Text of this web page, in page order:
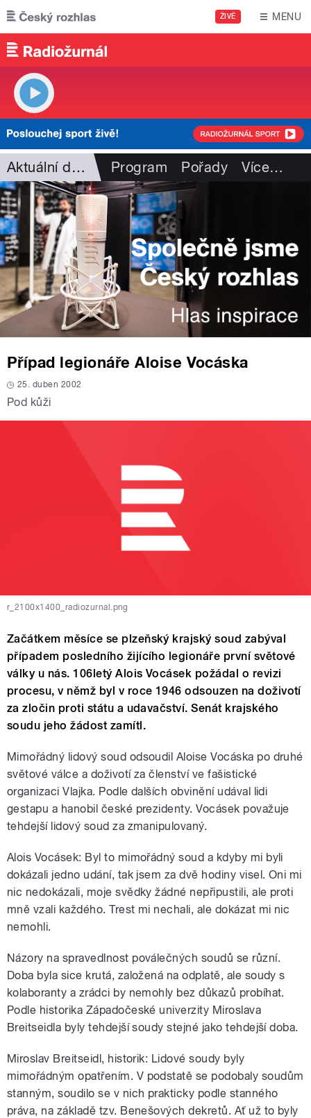
Přejít k hlavnímu obsahu
ŽIVĚ MENU
Aktuální dění Program Pořady Více…
Případ legionáře Aloise Vocáska
25. duben 2002
Pod kůži
r_2100x1400_radiozurnal.png
Začátkem měsíce se plzeňský krajský soud zabýval
případem posledního žijícího legionáře první světové
války u nás. 106letý Alois Vocásek požádal o revizi
procesu, v němž byl v roce 1946 odsouzen na doživotí
za zločin proti státu a udavačství. Senát krajského
soudu jeho žádost zamítl.
Mimořádný lidový soud odsoudil Aloise Vocáska po druhé
světové válce a doživotí za členství ve fašistické
organizaci Vlajka. Podle dalších obvinění udával lidi
gestapu a hanobil české prezidenty. Vocásek považuje
tehdejší lidový soud za zmanipulovaný.
Alois Vocásek: Byl to mimořádný soud a kdyby mi byli
dokázali jedno udání, tak jsem za dvě hodiny visel. Oni mi
nic nedokázali, moje svědky žádné nepřipustili, ale proti
mně vzali každého. Trest mi nechali, ale dokázat mi nic
nemohli.
Názory na spravedlnost poválečných soudů se různí.
Doba byla sice krutá, založená na odplatě, ale soudy s
kolaboranty a zrádci by nemohly bez důkazů probíhat.
Podle historika Západočeské univerzity Miroslava
Breitseidla byly tehdejší soudy stejné jako tehdejší doba.
Miroslav Breitseidl, historik: Lidové soudy byly
mimořádným opatřením. V podstatě se podobaly soudům
stanným, soudilo se v nich prakticky podle stanného
práva, na základě tzv. Benešových dekretů. Ať už to byly